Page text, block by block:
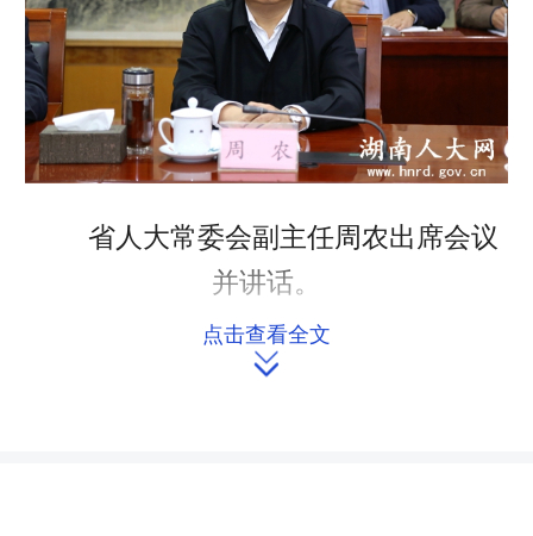
省人大常委会副主任周农出席会议
并讲话。
点击查看全文
